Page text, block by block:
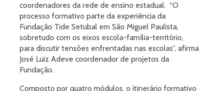
coordenadores da rede de ensino estadual. “O
processo formativo parte da experiência da
Fundação Tide Setubal em São Miguel Paulista,
sobretudo com os eixos escola-família-território,
para discutir tensões enfrentadas nas escolas”, afirma
José Luiz Adeve coordenador de projetos da
Fundação.
Composto por quatro módulos, o itinerário formativo